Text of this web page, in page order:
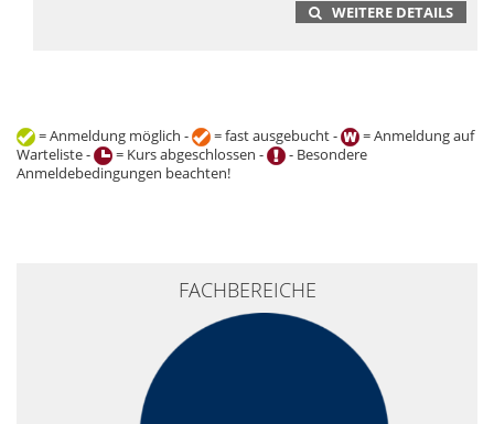
WEITERE DETAILS
= Anmeldung möglich - = fast ausgebucht -
= Anmeldung auf
Warteliste -
= Kurs abgeschlossen -
- Besondere
Anmeldebedingungen beachten!
FACHBEREICHE